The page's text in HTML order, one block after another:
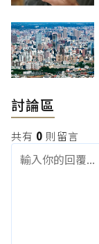
討論區
共有 0 則留言